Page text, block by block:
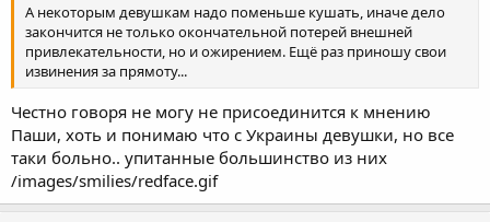
А некоторым девушкам надо поменьше кушать, иначе дело
закончится не только окончательной потерей внешней
привлекательности, но и ожирением. Ещё раз приношу свои
извинения за прямоту...
Честно говоря не могу не присоединится к мнению
Паши, хоть и понимаю что с Украины девушки, но все
таки больно.. упитанные большинство из них
/images/smilies/redface.gif